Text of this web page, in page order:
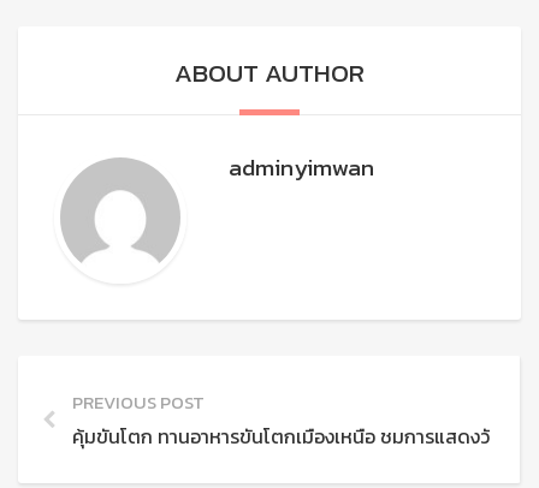
ABOUT AUTHOR
adminyimwan
PREVIOUS POST
คุ้มขันโตก ทานอาหารขันโตกเมืองเหนือ ชมการแสดงวัฒนธ